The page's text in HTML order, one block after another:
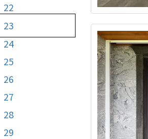
22
23
24
25
26
27
28
29